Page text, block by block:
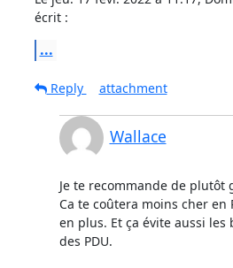
écrit :
...
Reply
attachment
Wallace
Je te recommande de
Ca te coûtera moins cher
en plus. Et ça évite aussi
des PDU.